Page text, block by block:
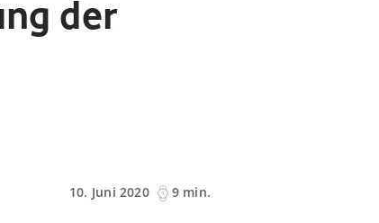
der
10. Juni 2020
9 min.